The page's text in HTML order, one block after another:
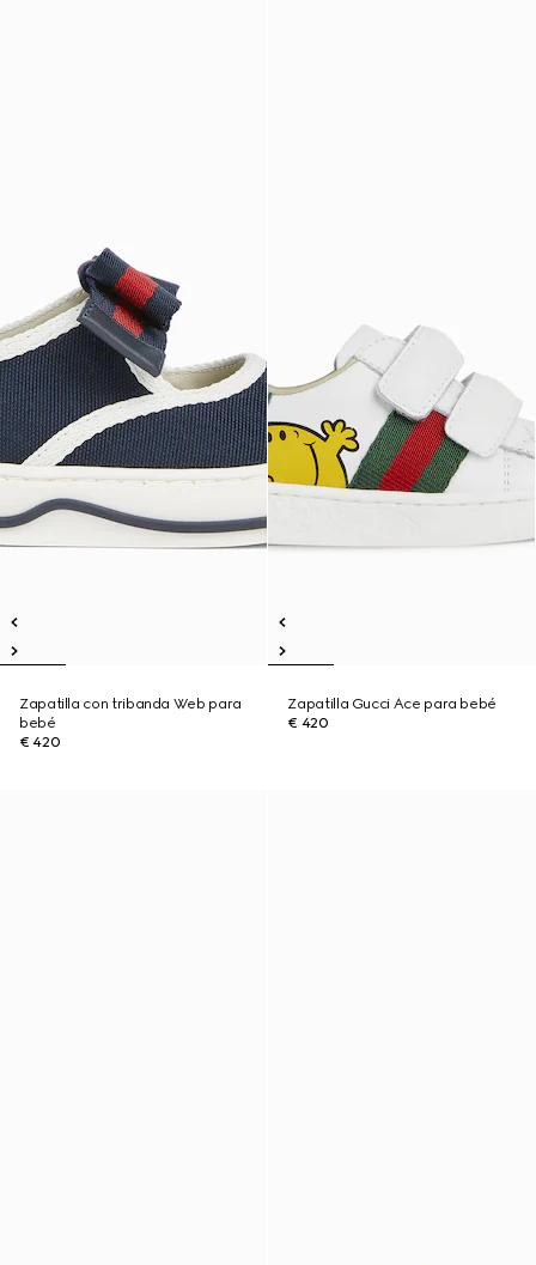
Zapatilla con tribanda Web para
bebé
€ 420
Zapatilla Gucci Ace para bebé
€ 420